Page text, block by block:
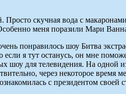
Просто скучная вода с
меня поразили Мари
понравилось шоу Битва
я тут останусь, он мне
для телевидения. На одной
через некоторое время
с президентом своей